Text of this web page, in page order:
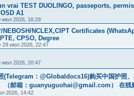
vrai TEST DUOLINGO, passeports,
A1
июл 2026, 16:29
NCLEX,CIPT Certificates
CPSO, Degree
29 июл 2026, 22:47
июл 2026, 20:47
(Telegram：@Globaldocs16)购买中国护照
（邮箱： guanyuguohai@gmail.com ） 在
2026, 14:42